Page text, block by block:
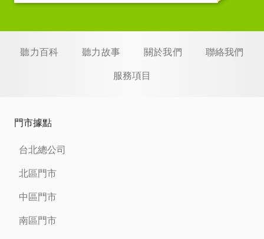
聽力百科 聽力故事 關於我們 聯絡我們
服務項目
門市據點
台北總公司
北區門市
中區門市
南區門市